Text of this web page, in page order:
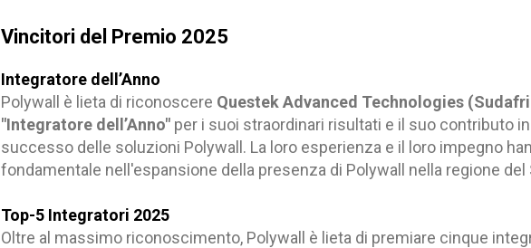
Vincitori del Premio 2025
Integratore dell’Anno
Polywall è lieta di riconoscere Questek Advanced Technologies
"Integratore dell’Anno" per i suoi straordinari risultati e il suo contributo
successo delle soluzioni Polywall. La loro esperienza e il loro impegno
fondamentale nell'espansione della presenza di Polywall nella regione del
Top-5 Integratori 2025
Oltre al massimo riconoscimento, Polywall è lieta di premiare cinque